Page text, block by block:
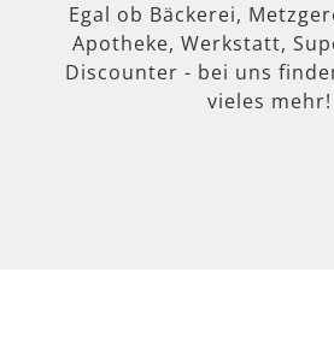
Egal ob Bäckerei,
Apotheke, Werkstatt,
Discounter - bei uns
vieles mehr!